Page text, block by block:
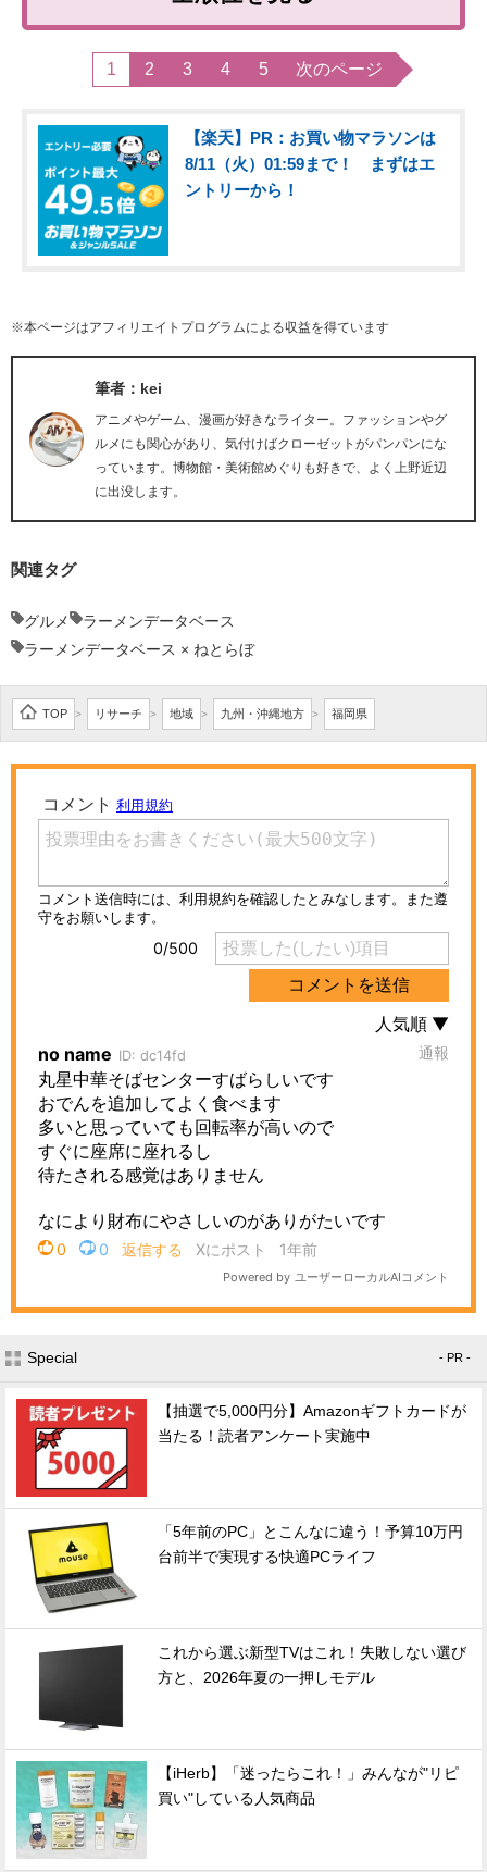
1 2 3 4 5 次のページ
【楽天】PR：お買い物マラソンは
8/11（火）01:59まで！ まずはエ
ントリーから！
※本ページはアフィリエイトプログラムによる収益を得ています
筆者：kei
アニメやゲーム、漫画が好きなライター。ファッションやグ
ルメにも関心があり、気付けばクローゼットがパンパンにな
っています。博物館・美術館めぐりも好きで、よく上野近辺
に出没します。
関連タグ
グルメ
ラーメンデータベース
ラーメンデータベース × ねとらぼ
TOP > リサーチ > 地域 > 九州・沖縄地方 > 福岡県
Special - PR -
【抽選で5,000円分】Amazonギフトカードが
当たる！読者アンケート実施中
「5年前のPC」とこんなに違う！予算10万円
台前半で実現する快適PCライフ
これから選ぶ新型TVはこれ！失敗しない選び
方と、2026年夏の一押しモデル
【iHerb】「迷ったらこれ！」みんなが"リピ
買い"している人気商品